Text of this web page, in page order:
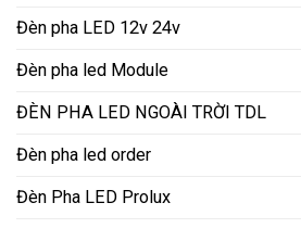
Đèn pha LED 12v 24v
Đèn pha led Module
ĐÈN PHA LED NGOÀI TRỜI TDL
Đèn pha led order
Đèn Pha LED Prolux